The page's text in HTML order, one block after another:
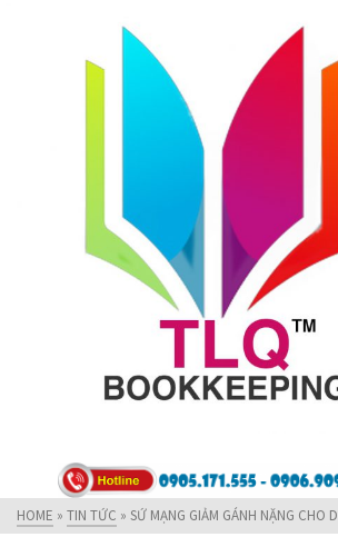
HOME » TIN TỨC » SỨ MẠNG GIẢM GÁNH NẶNG CHO